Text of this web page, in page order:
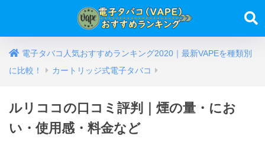
電子タバコ人気おすすめランキング2020｜最新VAPEを種類別
に比較！
カートリッジ式電子タバコ
ルリココの口コミ評判｜煙の量・にお
い・使用感・料金など